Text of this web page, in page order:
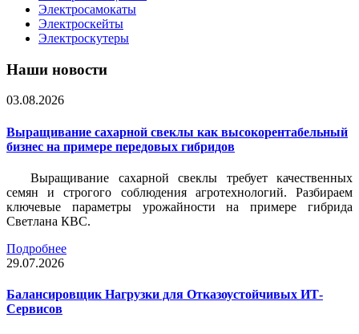
Электросамокаты
Электроскейты
Электроскутеры
Наши новости
03.08.2026
Выращивание сахарной свеклы как высокорентабельный
бизнес на примере передовых гибридов
Выращивание сахарной свеклы требует качественных
семян и строгого соблюдения агротехнологий. Разбираем
ключевые параметры урожайности на примере гибрида
Светлана КВС.
Подробнее
29.07.2026
Балансировщик Нагрузки для Отказоустойчивых ИТ-
Сервисов